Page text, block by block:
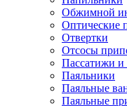
Обжимной
Оптические
Отвертки
Отсосы
Пассатижи и
Паяльники
Паяльные
Паяльные